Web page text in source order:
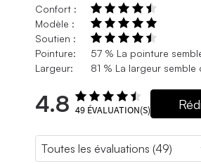
Confort :
Modèle :
Soutien :
Pointure:
57 % La pointure
Largeur:
81 % La largeur semble
4.8 49 ÉVALUATION(S)